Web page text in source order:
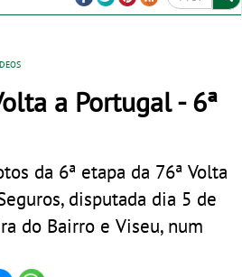
a Portugal - 6ª
da 6ª etapa da 76ª Volta
disputada dia 5 de
do Bairro e Viseu, num